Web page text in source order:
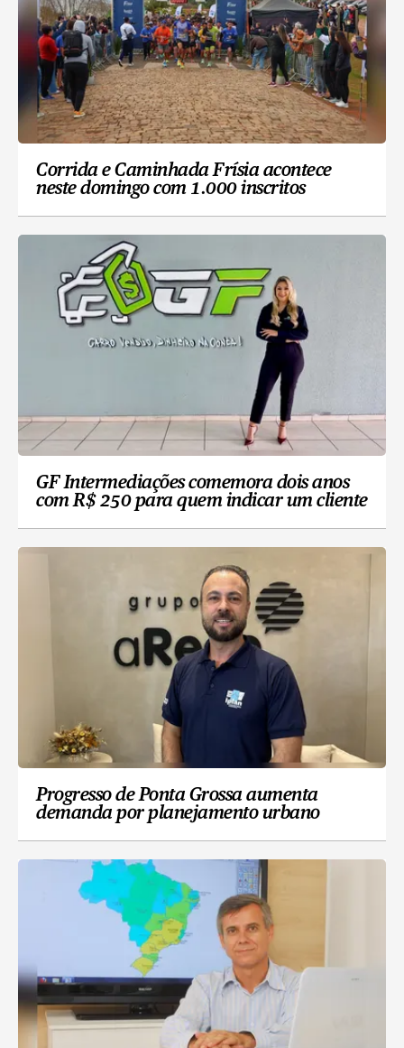
Corrida e Caminhada Frísia acontece
neste domingo com 1.000 inscritos
GF Intermediações comemora dois anos
com R$ 250 para quem indicar um cliente
Progresso de Ponta Grossa aumenta
demanda por planejamento urbano